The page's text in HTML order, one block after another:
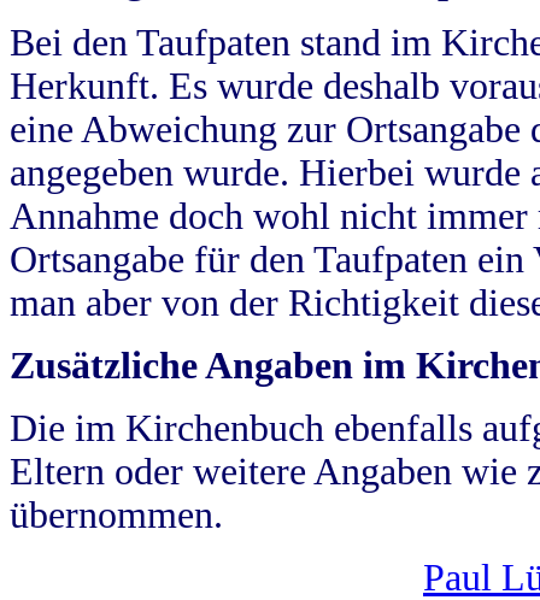
Bei den Taufpaten stand im
Herkunft. Es wurde deshalb
eine Abweichung zur
angegeben wurde. Hierbei wurde
Annahme doch wohl nicht
Ortsangabe für den Taufpaten
man aber von der Richtigkeit
Zusätzliche Angaben im
Die im Kirchenbuch ebenfalls
Eltern oder weitere Angaben wie
übernommen.
Paul